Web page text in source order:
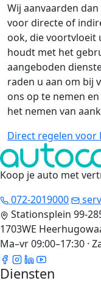
Wij aanvaarden
voor directe of
ook, die voortvloeit
houdt met het
aangeboden
raden u aan om bij
ons op te nemen
het nemen van
Direct regelen voor
Koop je auto met
072-2019000
Stationsplein 99-
1703WE
Ma–vr 09:00–17:30 ·
Diensten